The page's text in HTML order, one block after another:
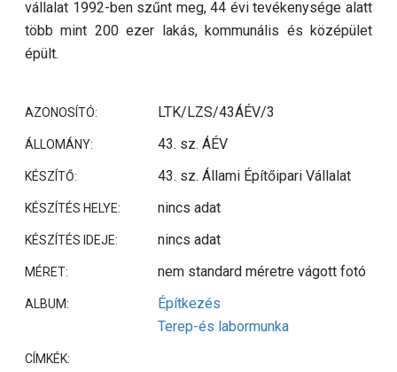
vállalat 1992-ben szűnt meg, 44 évi tevékenysége alatt
több mint 200 ezer lakás, kommunális és középület
épült.
AZONOSÍTÓ: LTK/LZS/43ÁÉV/3
ÁLLOMÁNY: 43. sz. ÁÉV
KÉSZÍTŐ: 43. sz. Állami Építőipari Vállalat
KÉSZÍTÉS HELYE: nincs adat
KÉSZÍTÉS IDEJE: nincs adat
MÉRET: nem standard méretre vágott fotó
ALBUM:
Építkezés
Terep-és labormunka
CÍMKÉK: